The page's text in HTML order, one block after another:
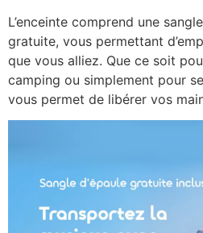
L’enceinte comprend une
gratuite, vous permettant
que vous alliez. Que ce soit
camping ou simplement pour
vous permet de libérer vos